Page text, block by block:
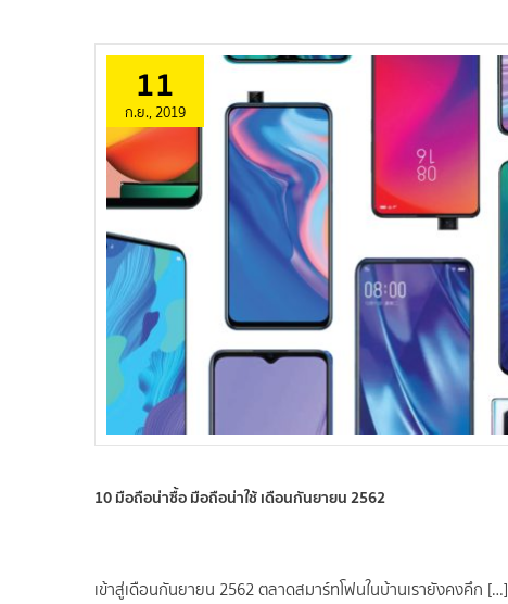
11
ก.ย., 2019
10 มือถือน่าซื้อ มือถือน่าใช้ เดือนกันยายน 2562
เข้าสู่เดือนกันยายน 2562 ตลาดสมาร์ทโฟนในบ้านเรายังคงคึก […]